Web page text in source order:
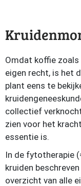
Omdat koffie zoals
eigen recht, is het
plant eens te
collectief
zien voor het
essentie is.
In de fytotherapie
kruiden
overzicht van alle